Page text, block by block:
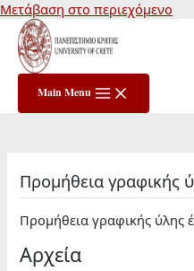
Μετάβαση στο περιεχόμενο
Main Menu
Προμήθεια γραφικής
Προμήθεια γραφικής ύλης
Αρχεία